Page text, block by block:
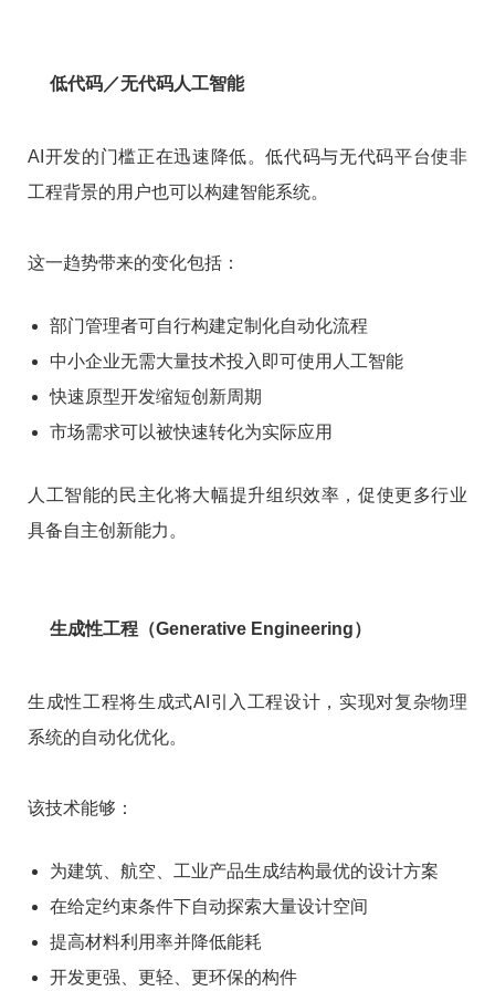
低代码／无代码人工智能
AI开发的门槛正在迅速降低。低代码与无代码平台使非
工程背景的用户也可以构建智能系统。
这一趋势带来的变化包括：
部门管理者可自行构建定制化自动化流程
中小企业无需大量技术投入即可使用人工智能
快速原型开发缩短创新周期
市场需求可以被快速转化为实际应用
人工智能的民主化将大幅提升组织效率，促使更多行业
具备自主创新能力。
生成性工程（Generative Engineering）
生成性工程将生成式AI引入工程设计，实现对复杂物理
系统的自动化优化。
该技术能够：
为建筑、航空、工业产品生成结构最优的设计方案
在给定约束条件下自动探索大量设计空间
提高材料利用率并降低能耗
开发更强、更轻、更环保的构件